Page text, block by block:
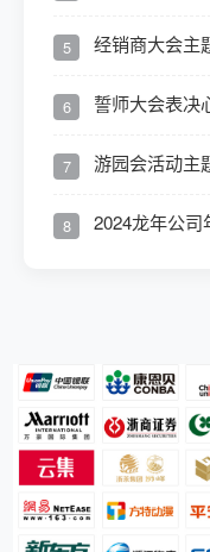
5 经销商大会主
6 誓师大会表决
7 游园会活动主
8 2024龙年公司